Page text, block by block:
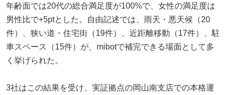
年齢面では20代の総合満足度が100%で、女性の満足度は
男性比で+5ptとした。自由記述では、雨天・悪天候（20
件）、狭い道・住宅街（19件）、近距離移動（17件）、駐
車スペース（15件）が、mibotで補完できる場面として多
く挙げられた。
3社はこの結果を受け、実証拠点の岡山南支店での本格運